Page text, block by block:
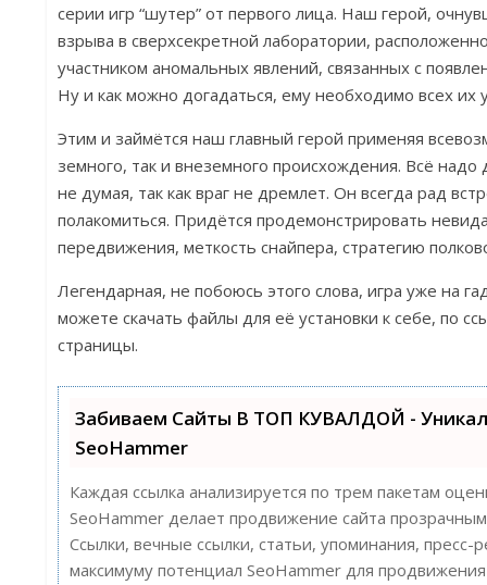
серии игр “шутер” от первого лица. Наш герой,
взрыва в сверхсекретной лаборатории,
участником аномальных явлений, связанных с
Ну и как можно догадаться, ему необходимо всех их
Этим и займётся наш главный герой применяя
земного, так и внеземного происхождения. Всё надо
не думая, так как враг не дремлет. Он всегда рад
полакомиться. Придётся продемонстрировать
передвижения, меткость снайпера, стратегию
Легендарная, не побоюсь этого слова, игра уже на
можете скачать файлы для её установки к себе, по
страницы.
Забиваем Сайты В ТОП КУВАЛДОЙ -
SeoHammer
Каждая ссылка анализируется по трем пакетам
SeoHammer делает продвижение сайта
Ссылки, вечные ссылки, статьи, упоминания, пресс-
максимуму потенциал SeoHammer для